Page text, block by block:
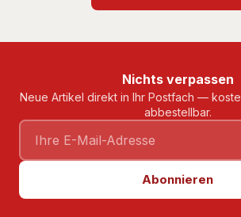
Nichts verpassen
Neue Artikel direkt in Ihr Postfach —
abbestellbar.
Abonnieren